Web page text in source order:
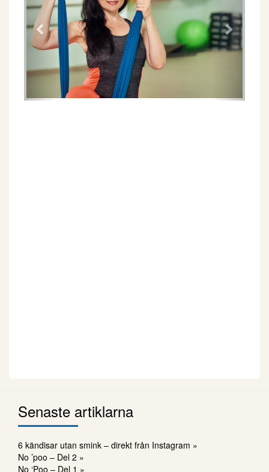
Senaste artiklarna
6 kändisar utan smink – direkt från Instagram »
No ’poo – Del 2 »
No ‘Poo – Del 1 »